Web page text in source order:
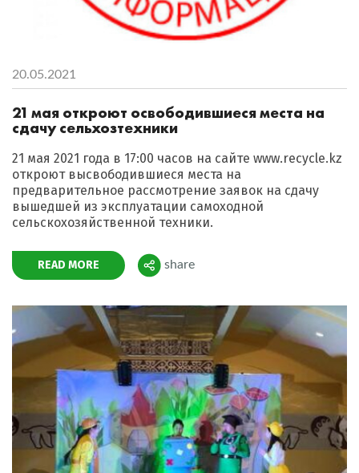
20.05.2021
21 мая откроют освободившиеся места на
сдачу сельхозтехники
21 мая 2021 года в 17:00 часов на сайте www.recycle.kz
откроют высвободившиеся места на
предварительное рассмотрение заявок на сдачу
вышедшей из эксплуатации самоходной
сельскохозяйственной техники.
READ MORE Поделиться
share